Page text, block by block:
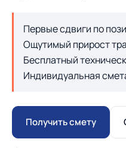
Первые сдвиги по
Ощутимый прирост
Бесплатный
Индивидуальная
Получить смету